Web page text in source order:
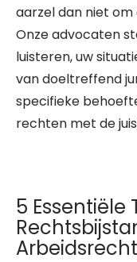
aarzel dan niet
Onze advocaten
luisteren, uw
van doeltreffend
specifieke
rechten met de
5 Essentiële